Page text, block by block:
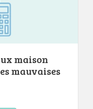
maison
mauvaises